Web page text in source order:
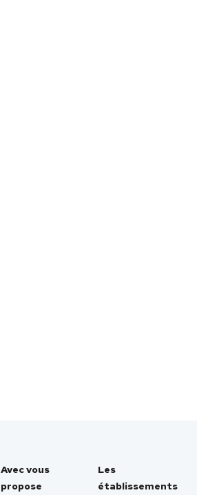
Avec vous
propose
Les
établissements